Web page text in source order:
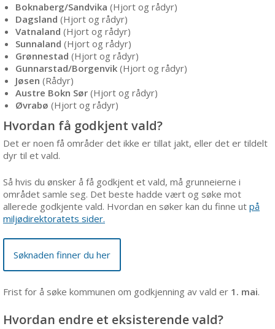
Boknaberg/Sandvika (Hjort og rådyr)
Dagsland (Hjort og rådyr)
Vatnaland (Hjort og rådyr)
Sunnaland (Hjort og rådyr)
Grønnestad (Hjort og rådyr)
Gunnarstad/Borgenvik (Hjort og rådyr)
Jøsen (Rådyr)
Austre Bokn Sør (Hjort og rådyr)
Øvrabø (Hjort og rådyr)
Hvordan få godkjent vald?
Det er noen få områder det ikke er tillat jakt, eller det er tildelt
dyr til et vald.
Så hvis du ønsker å få godkjent et vald, må grunneierne i
området samle seg. Det beste hadde vært og søke mot
allerede godkjente vald. Hvordan en søker kan du finne ut på
miljødirektoratets sider.
Søknaden finner du her
Frist for å søke kommunen om godkjenning av vald er 1. mai.
Hvordan endre et eksisterende vald?